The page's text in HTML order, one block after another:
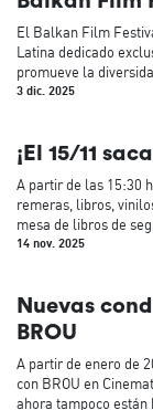
El Balkan Film
Latina dedicado
promueve la
3 dic. 2025
¡El 15/11
A partir de las 15:30
remeras, libros,
mesa de libros de
14 nov. 2025
Nuevas
BROU
A partir de enero de
con BROU en
ahora tampoco están